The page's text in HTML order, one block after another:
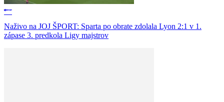
Naživo na JOJ ŠPORT: Sparta po obrate zdolala Lyon 2:1 v 1.
zápase 3. predkola Ligy majstrov